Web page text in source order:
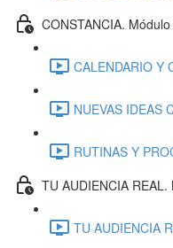
CONSTANCIA.
CALENDARIO Y
NUEVAS IDEAS
RUTINAS Y
TU AUDIENCIA REAL.
TU AUDIENCIA